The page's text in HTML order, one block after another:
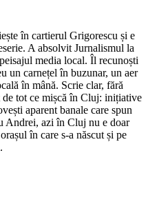
în cartierul Grigorescu și e
A absolvit Jurnalismul la
media local. Îl recunoști
un carnețel în buzunar, un aer
în mână. Scrie clar, fără
tot ce mișcă în Cluj: inițiative
aparent banale care spun
Andrei, azi în Cluj nu e doar
în care s-a născut și pe